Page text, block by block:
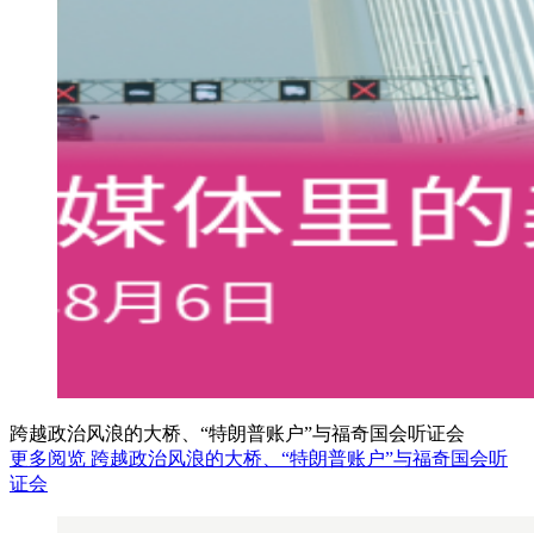
跨越政治风浪的大桥、“特朗普账户”与福奇国会听证会
更多阅览 跨越政治风浪的大桥、“特朗普账户”与福奇国会听
证会